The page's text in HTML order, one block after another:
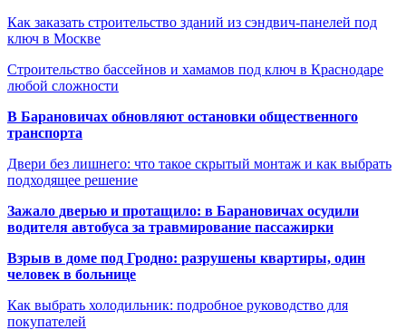
Как заказать строительство зданий из сэндвич-панелей под
ключ в Москве
Строительство бассейнов и хамамов под ключ в Краснодаре
любой сложности
В Барановичах обновляют остановки общественного
транспорта
Двери без лишнего: что такое скрытый монтаж и как выбрать
подходящее решение
Зажало дверью и протащило: в Барановичах осудили
водителя автобуса за травмирование пассажирки
Взрыв в доме под Гродно: разрушены квартиры, один
человек в больнице
Как выбрать холодильник: подробное руководство для
покупателей